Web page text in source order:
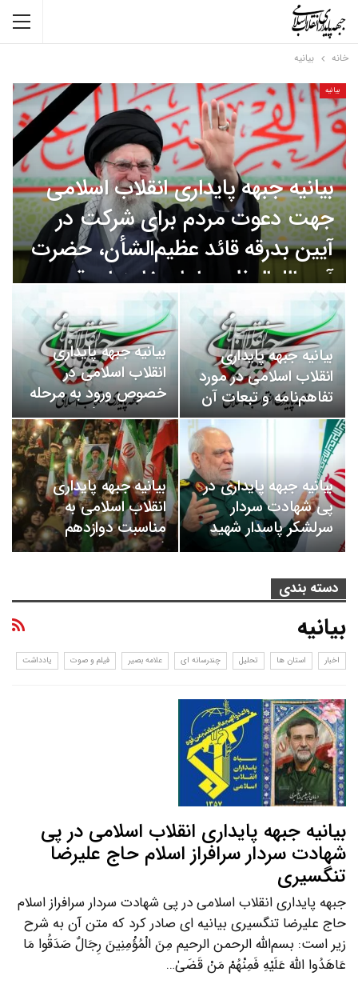
خانه بیانیه
بیانیه
بیانیه جبهه پایداری انقلاب اسلامی
جهت دعوت مردم برای شرکت در
آیین بدرقه قائد عظیم‌الشأن، حضرت
آیت‌الله‌العظمی امام خامنه‌ای قدس
الله نفسه الزکیه
سجاد باقری تیر ۱۱, ۱۴۰۵
بیانیه جبهه پایداری
انقلاب اسلامی در مورد
تفاهم‌نامه و تبعات آن
بیانیه جبهه پایداری
انقلاب اسلامی در
خصوص ورود به مرحله
جدیدی از دفاع…
بیانیه جبهه پایداری در
پی شهادت سردار
سرلشکر پاسدار شهید
مجید خادمی…
بیانیه جبهه پایداری
انقلاب اسلامی به
مناسبت دوازدهم
فروردین سالروز…
دسته بندی
بیانیه
اخبار استان ها تحلیل چندرسانه ای علامه بصیر فیلم و صوت یادداشت
بیانیه جبهه پایداری انقلاب اسلامی در پی
شهادت سردار سرافراز اسلام حاج علیرضا
تنگسیری
جبهه پایداری انقلاب اسلامی در پی شهادت سردار سرافراز اسلام
حاج علیرضا تنگسیری بیانیه ای صادر کرد که متن آن به شرح
زیر است: بسم‌الله الرحمن الرحیم مِنَ الْمُؤْمِنِینَ رِجَالٌ صَدَقُوا مَا
عَاهَدُوا اللَّهَ عَلَیْهِ فَمِنْهُمْ مَنْ قَضَىٰ…